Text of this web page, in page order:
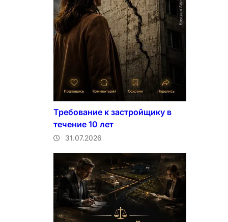
Требование к застройщику в
течение 10 лет
31.07.2026